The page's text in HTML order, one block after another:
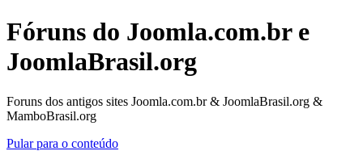
Fóruns do Joomla.com.br e
JoomlaBrasil.org
Foruns dos antigos sites Joomla.com.br & JoomlaBrasil.org &
MamboBrasil.org
Pular para o conteúdo